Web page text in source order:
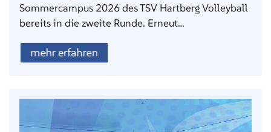
Sommercampus 2026 des TSV Hartberg Volleyball
bereits in die zweite Runde. Erneut…
mehr erfahren